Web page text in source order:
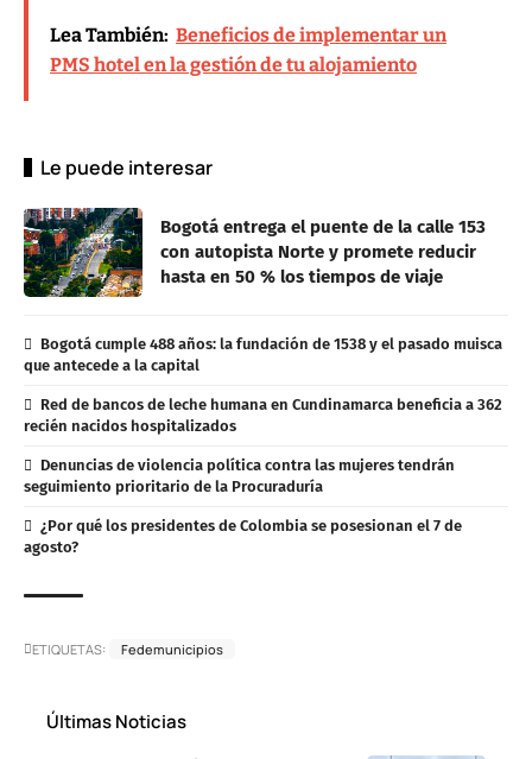
Lea También: Beneficios de implementar un
PMS hotel en la gestión de tu alojamiento
Le puede interesar
Bogotá entrega el puente de la calle 153
con autopista Norte y promete reducir
hasta en 50 % los tiempos de viaje
Bogotá cumple 488 años: la fundación de 1538 y el pasado muisca
que antecede a la capital
Red de bancos de leche humana en Cundinamarca beneficia a 362
recién nacidos hospitalizados
Denuncias de violencia política contra las mujeres tendrán
seguimiento prioritario de la Procuraduría
¿Por qué los presidentes de Colombia se posesionan el 7 de
agosto?
ETIQUETAS: Fedemunicipios
Últimas Noticias